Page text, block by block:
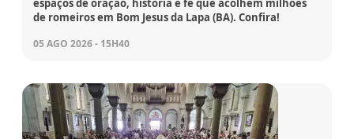
espaços de oração, história e fé que acolhem milhões
de romeiros em Bom Jesus da Lapa (BA). Confira!
05 AGO 2026 - 15H40